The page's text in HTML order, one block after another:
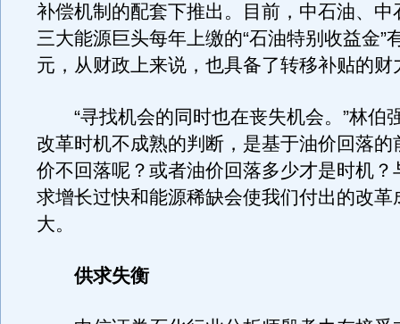
补偿机制的配套下推出。目前，中石油、中
三大能源巨头每年上缴的“石油特别收益金”
元，从财政上来说，也具备了转移补贴的财
“寻找机会的同时也在丧失机会。”林伯
改革时机不成熟的判断，是基于油价回落的
价不回落呢？或者油价回落多少才是时机？
求增长过快和能源稀缺会使我们付出的改革
大。
供求失衡